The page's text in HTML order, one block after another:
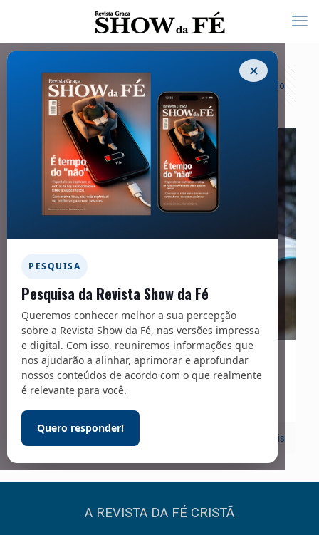
✕
PESQUISA
Pesquisa da Revista Show da Fé
Queremos conhecer melhor a sua percepção
sobre a Revista Show da Fé, nas versões impressa
e digital. Com isso, reuniremos informações que
nos ajudarão a alinhar, aprimorar e aprofundar
nossos conteúdos de acordo com o que realmente
é relevante para você.
Quero responder!
Categorias Tags Exibir tudo
01/02/2022
Vida Cristã
Leia mais
A REVISTA DA FÉ CRISTÃ